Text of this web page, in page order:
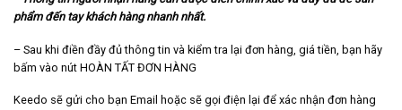
phẩm đến tay khách hàng nhanh nhất.
– Sau khi điền đầy đủ thông tin và kiểm tra lại đơn hàng, giá tiền, bạn hãy
bấm vào nút HOÀN TẤT ĐƠN HÀNG
Keedo sẽ gửi cho bạn Email hoặc sẽ gọi điện lại để xác nhận đơn hàng